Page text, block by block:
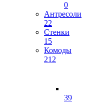
0
Антресоли
22
Стенки
15
Комоды
212
39